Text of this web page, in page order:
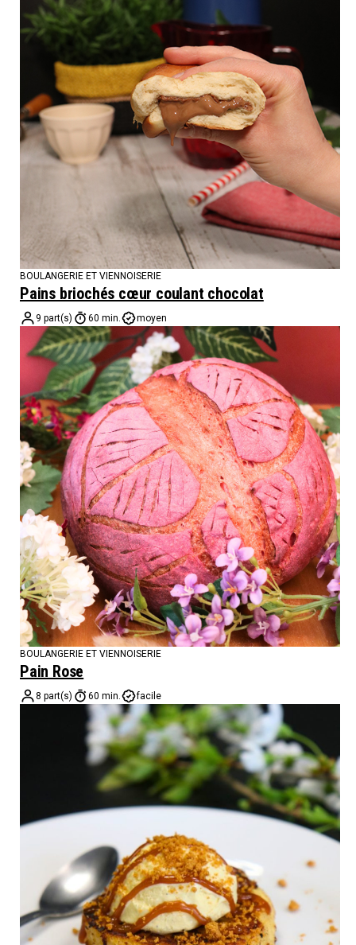
BOULANGERIE ET VIENNOISERIE
Pains briochés cœur coulant chocolat
9 part(s) 60 min. moyen
BOULANGERIE ET VIENNOISERIE
Pain Rose
8 part(s) 60 min. facile